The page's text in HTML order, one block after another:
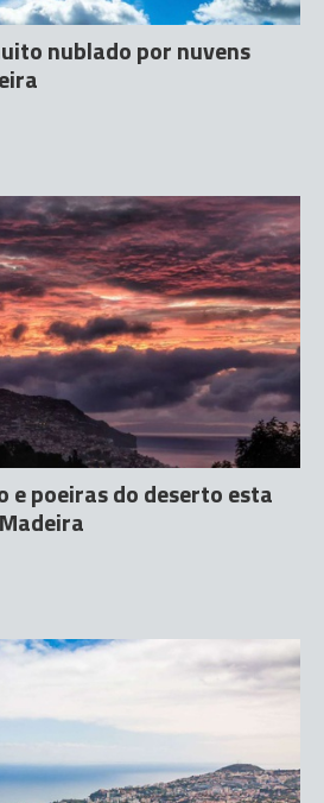
nublado por nuvens
e poeiras do deserto esta